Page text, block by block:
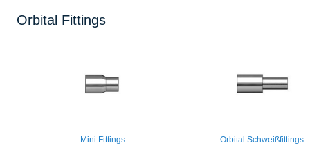
Orbital Fittings
Mini Fittings Orbital Schweißfittings